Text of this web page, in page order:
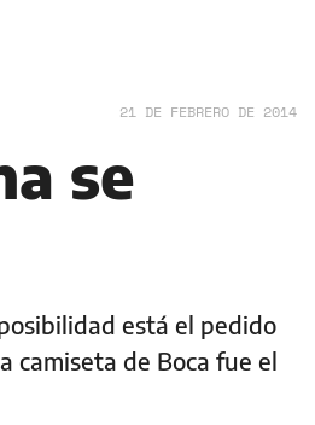
21 DE FEBRERO DE 2014
se
está el pedido
camiseta de Boca fue el